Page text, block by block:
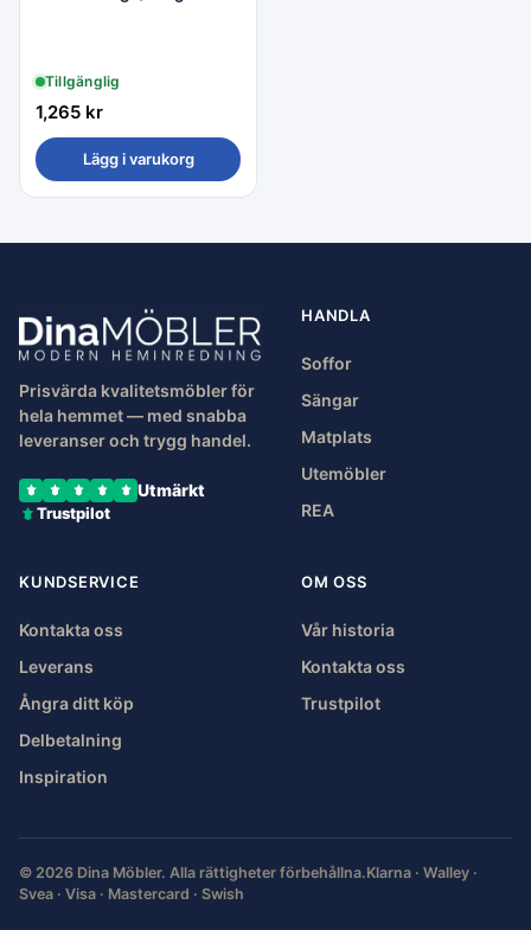
Tillgänglig
1,265 kr
Lägg i varukorg
Prisvärda kvalitetsmöbler för
hela hemmet — med snabba
leveranser och trygg handel.
Utmärkt
Trustpilot
HANDLA
Soffor
Sängar
Matplats
Utemöbler
REA
KUNDSERVICE
Kontakta oss
Leverans
Ångra ditt köp
Delbetalning
Inspiration
OM OSS
Vår historia
Kontakta oss
Trustpilot
© 2026 Dina Möbler. Alla rättigheter förbehållna.Klarna · Walley ·
Svea · Visa · Mastercard · Swish